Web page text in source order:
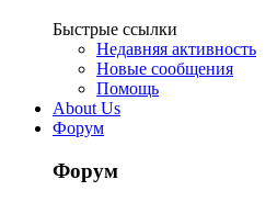
Быстрые ссылки
Недавняя активность
Новые сообщения
Помощь
About Us
Форум
Форум